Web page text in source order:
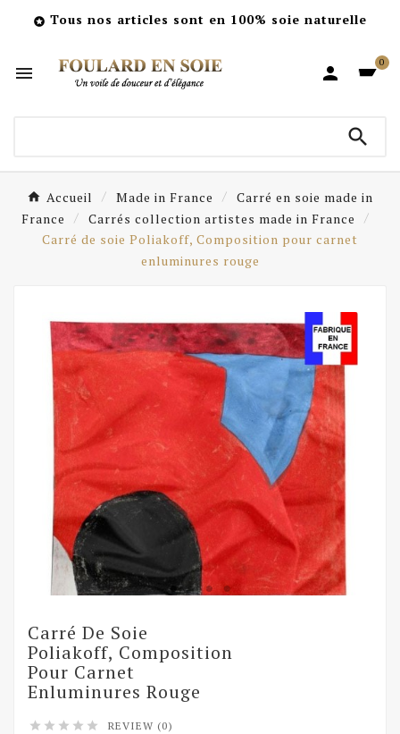
 Tous nos articles sont en 100% soie naturelle
 
0

Accueil Made in France
Carré en soie made in
France
Carrés collection artistes made in France
Carré de soie Poliakoff, Composition pour carnet
enluminures rouge
Carré De Soie
Poliakoff, Composition
Pour Carnet
Enluminures Rouge
     REVIEW (0)